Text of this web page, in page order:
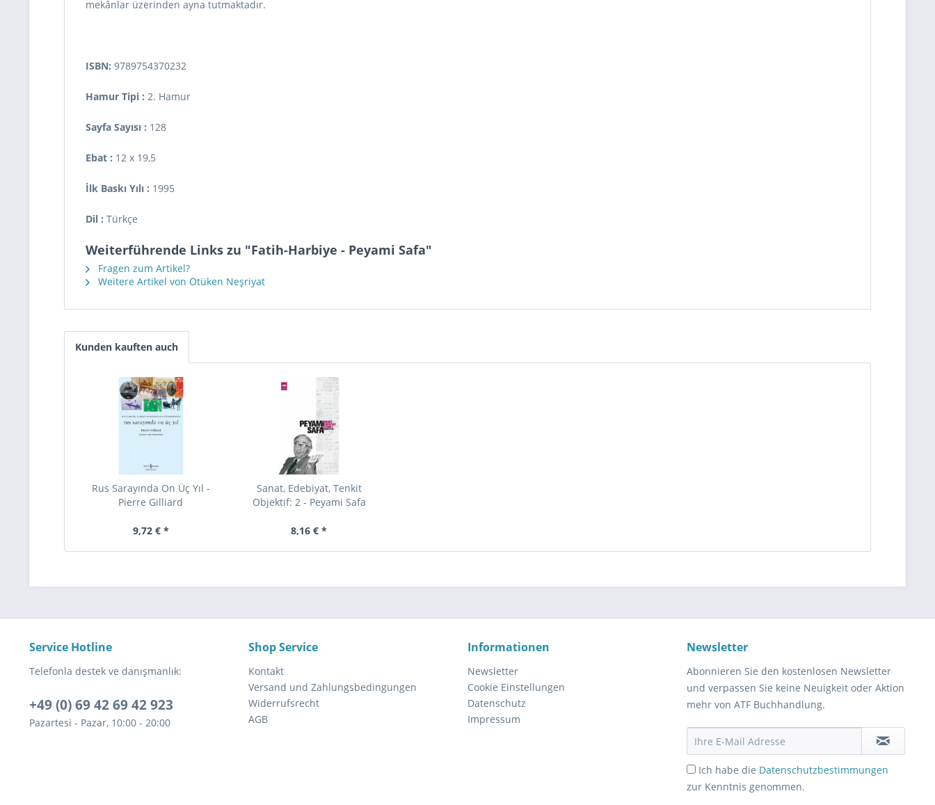
mekânlar üzerinden ayna tutmaktadır.
ISBN: 9789754370232
Hamur Tipi : 2. Hamur
Sayfa Sayısı : 128
Ebat : 12 x 19,5
İlk Baskı Yılı : 1995
Dil : Türkçe
Weiterführende Links zu "Fatih-Harbiye - Peyami Safa"
Fragen zum Artikel?
Weitere Artikel von Ötüken Neşriyat
Kunden kauften auch
Rus Sarayında On Üç Yıl -
Pierre Gilliard
9,72 € *
Sanat, Edebiyat, Tenkit
Objektif: 2 - Peyami Safa
8,16 € *
Service Hotline
Telefonla destek ve danışmanlık:
+49 (0) 69 42 69 42 923
Pazartesi - Pazar, 10:00 - 20:00
Shop Service
Kontakt
Versand und Zahlungsbedingungen
Widerrufsrecht
AGB
Informationen
Newsletter
Cookie Einstellungen
Datenschutz
Impressum
Newsletter
Abonnieren Sie den kostenlosen Newsletter
und verpassen Sie keine Neuigkeit oder Aktion
mehr von ATF Buchhandlung.
Ich habe die Datenschutzbestimmungen
zur Kenntnis genommen.